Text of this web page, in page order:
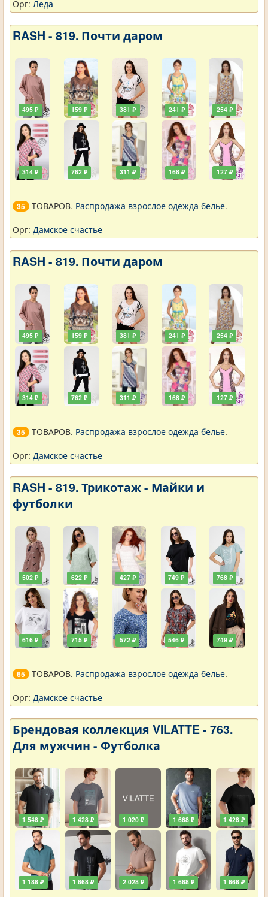
Орг: Леда
RASH - 819. Почти даром
495 ₽
314 ₽
159 ₽
762 ₽
381 ₽
311 ₽
241 ₽
168 ₽
254 ₽
127 ₽
35 ТОВАРОВ. Распродажа взрослое одежда белье.
Орг: Дамское счастье
RASH - 819. Почти даром
495 ₽
314 ₽
159 ₽
762 ₽
381 ₽
311 ₽
241 ₽
168 ₽
254 ₽
127 ₽
35 ТОВАРОВ. Распродажа взрослое одежда белье.
Орг: Дамское счастье
RASH - 819. Трикотаж - Майки и
футболки
502 ₽
616 ₽
622 ₽
715 ₽
427 ₽
572 ₽
749 ₽
546 ₽
768 ₽
749 ₽
65 ТОВАРОВ. Распродажа взрослое одежда белье.
Орг: Дамское счастье
Брендовая коллекция VILATTE - 763.
Для мужчин - Футболка
1 548 ₽
1 188 ₽
1 428 ₽
1 668 ₽
1 020 ₽
2 028 ₽
1 668 ₽
1 668 ₽
1 428 ₽
1 668 ₽